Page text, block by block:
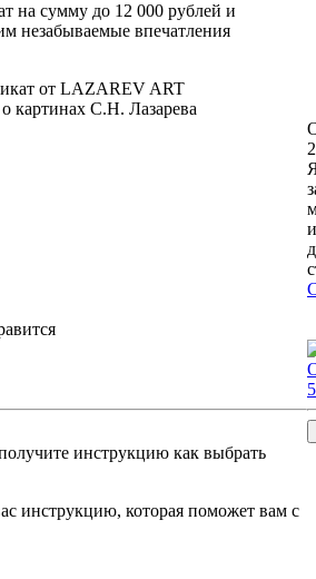
на сумму до 12 000 рублей и
незабываемые впечатления
картинах С.Н. Лазарева
инструкцию как выбрать
инструкцию, которая поможет вам с